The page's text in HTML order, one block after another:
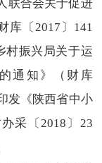
联合会关于促进
库〔2017〕141
村振兴局关于运
通知》（财库
发《陕西省中小
采〔2018〕23